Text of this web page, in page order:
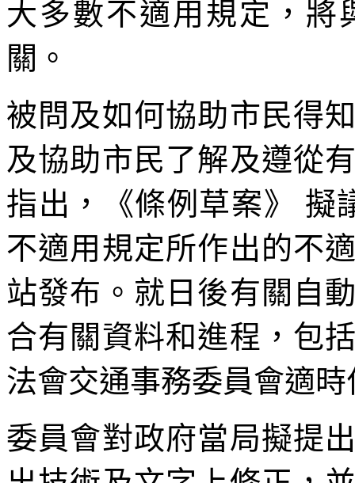
大多數不適用規定，將
關。
被問及如何協助市民得
及協助市民了解及遵從
指出，《條例草案》 擬
不適用規定所作出的不
站發布。就日後有關自
合有關資料和進程，包
法會交通事務委員會適
委員會對政府當局擬提